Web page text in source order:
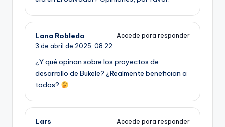
Lana Robledo
Accede para responder
3 de abril de 2025, 08:22
¿Y qué opinan sobre los proyectos de
desarrollo de Bukele? ¿Realmente benefician a
todos?
Lars
Accede para responder